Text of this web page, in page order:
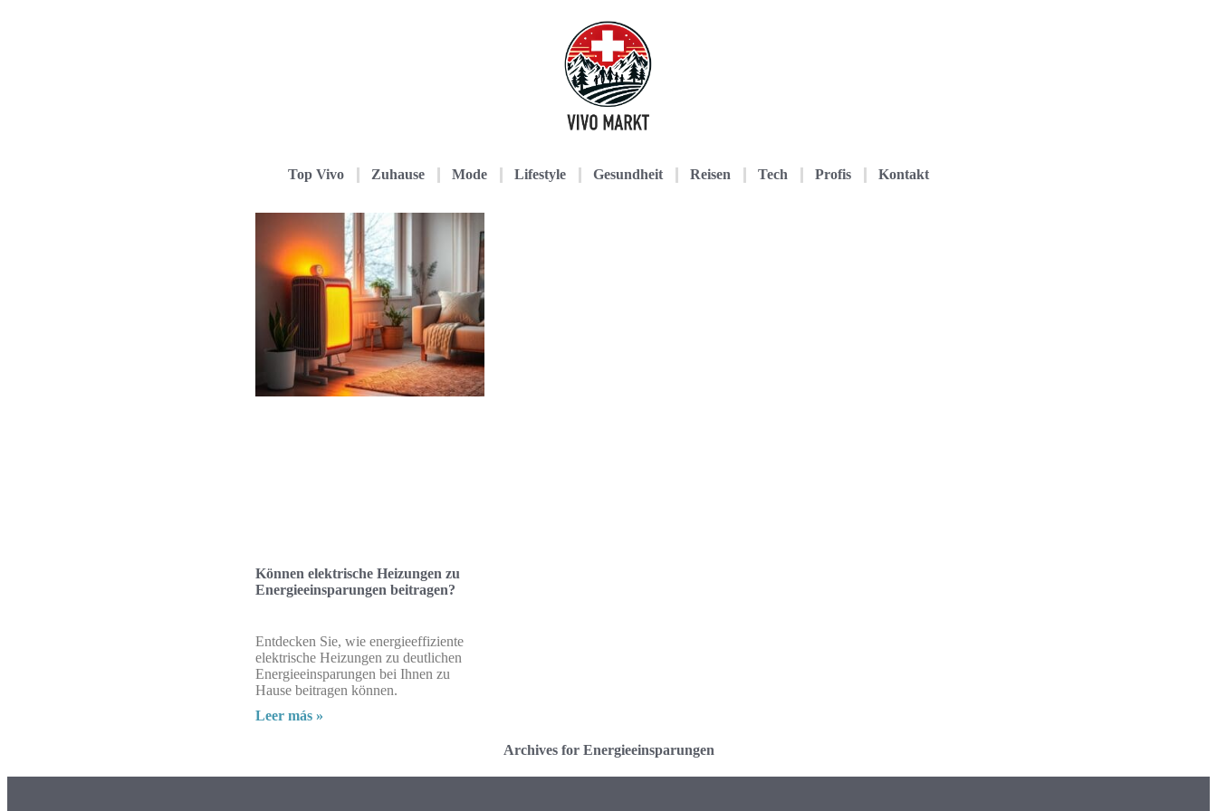
Top Vivo Zuhause Mode Lifestyle Gesundheit Reisen Tech Profis Kontakt
Können elektrische Heizungen zu
Energieeinsparungen beitragen?
Entdecken Sie, wie energieeffiziente
elektrische Heizungen zu deutlichen
Energieeinsparungen bei Ihnen zu
Hause beitragen können.
Leer más »
Archives for Energieeinsparungen